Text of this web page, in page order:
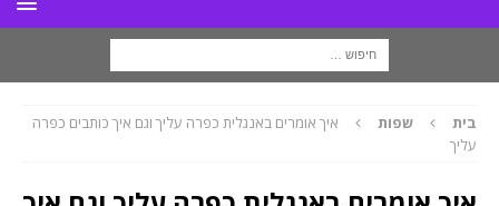
בית שפות
איך אומרים באנגלית כפרה עליך וגם איך כותבים כפרה
עליך